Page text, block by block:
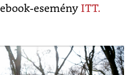
esemény ITT.